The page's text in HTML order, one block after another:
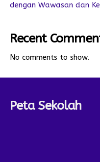
dengan Wawasan dan
Recent
No comments to show.
Peta Sekolah